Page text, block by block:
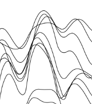
delle cooperative
sono replicabili e già
Tuttavia non
fortemente lo
tipo normativo
, per la